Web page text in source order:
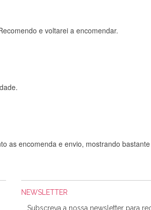
e voltarei a encomendar.
as encomenda e envio, mostrando
NEWSLETTER
Subscreva a nossa newsletter para